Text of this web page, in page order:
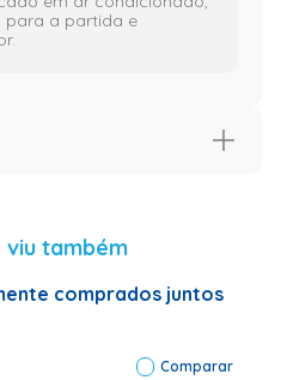
para a partida e
Marca:ANHUI Tipo
Código:45+5UF
viu também
comprados juntos
Comparar